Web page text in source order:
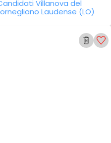
Villanova del
Laudense (LO)